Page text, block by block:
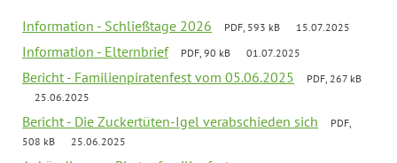
Information - Schließtage 2026 PDF, 593 kB 15.07.2025
Information - Elternbrief PDF, 90 kB 01.07.2025
Bericht - Familienpiratenfest vom 05.06.2025
PDF, 267 kB
25.06.2025
Bericht - Die Zuckertüten-Igel verabschieden sich
PDF,
508 kB
25.06.2025